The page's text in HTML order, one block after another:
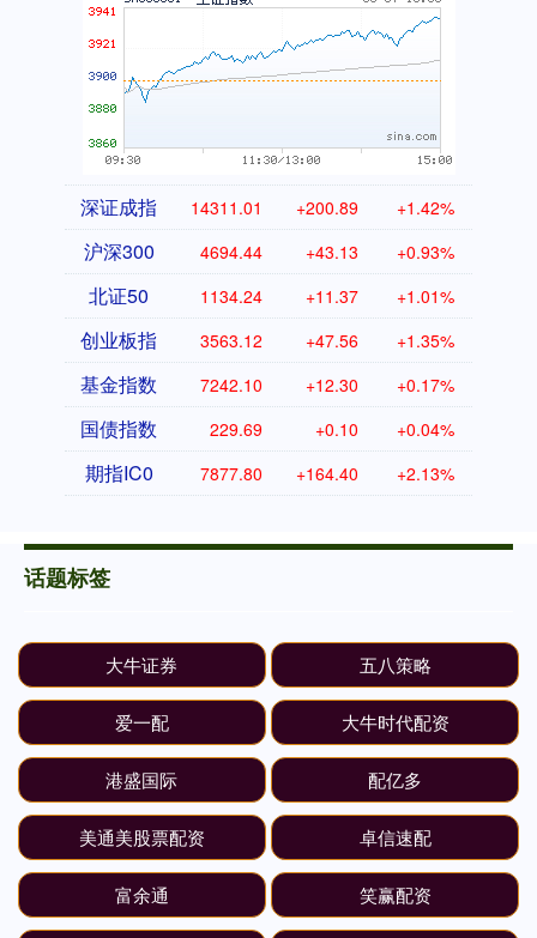
深证成指 14311.01 +200.89 +1.42%
沪深300 4694.44 +43.13 +0.93%
北证50 1134.24 +11.37 +1.01%
创业板指 3563.12 +47.56 +1.35%
基金指数 7242.10 +12.30 +0.17%
国债指数 229.69 +0.10 +0.04%
期指IC0 7877.80 +164.40 +2.13%
话题标签
大牛证券 五八策略
爱一配 大牛时代配资
港盛国际 配亿多
美通美股票配资 卓信速配
富余通 笑赢配资